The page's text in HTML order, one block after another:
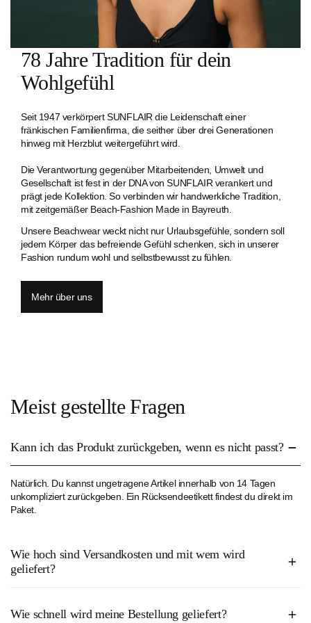
78 Jahre Tradition für dein
Wohlgefühl
Seit 1947 verkörpert SUNFLAIR die Leidenschaft einer
fränkischen Familien­firma, die seither über drei Generationen
hinweg mit Herzblut weitergeführt wird.
Die Verantwortung gegenüber Mitarbeitenden, Umwelt und
Gesellschaft ist fest in der DNA von SUNFLAIR verankert und
prägt jede Kollektion. So verbinden wir handwerkliche Tradition,
mit zeitgemäßer Beach-Fashion Made in Bayreuth.
Unsere Beachwear weckt nicht nur Urlaubsgefühle, sondern soll
jedem Körper das befreiende Gefühl schenken, sich in unserer
Fashion rundum wohl und selbstbewusst zu fühlen.
Mehr über uns
Meist gestellte Fragen
Kann ich das Produkt zurückgeben, wenn es nicht passt?
Natürlich. Du kannst ungetragene Artikel innerhalb von 14 Tagen
unkompliziert zurückgeben. Ein Rücksendeetikett findest du direkt im
Paket.
Wie hoch sind Versandkosten und mit wem wird
geliefert?
unter 50€ kosten derzeit 2,50€.
Wie schnell wird meine Bestellung geliefert?